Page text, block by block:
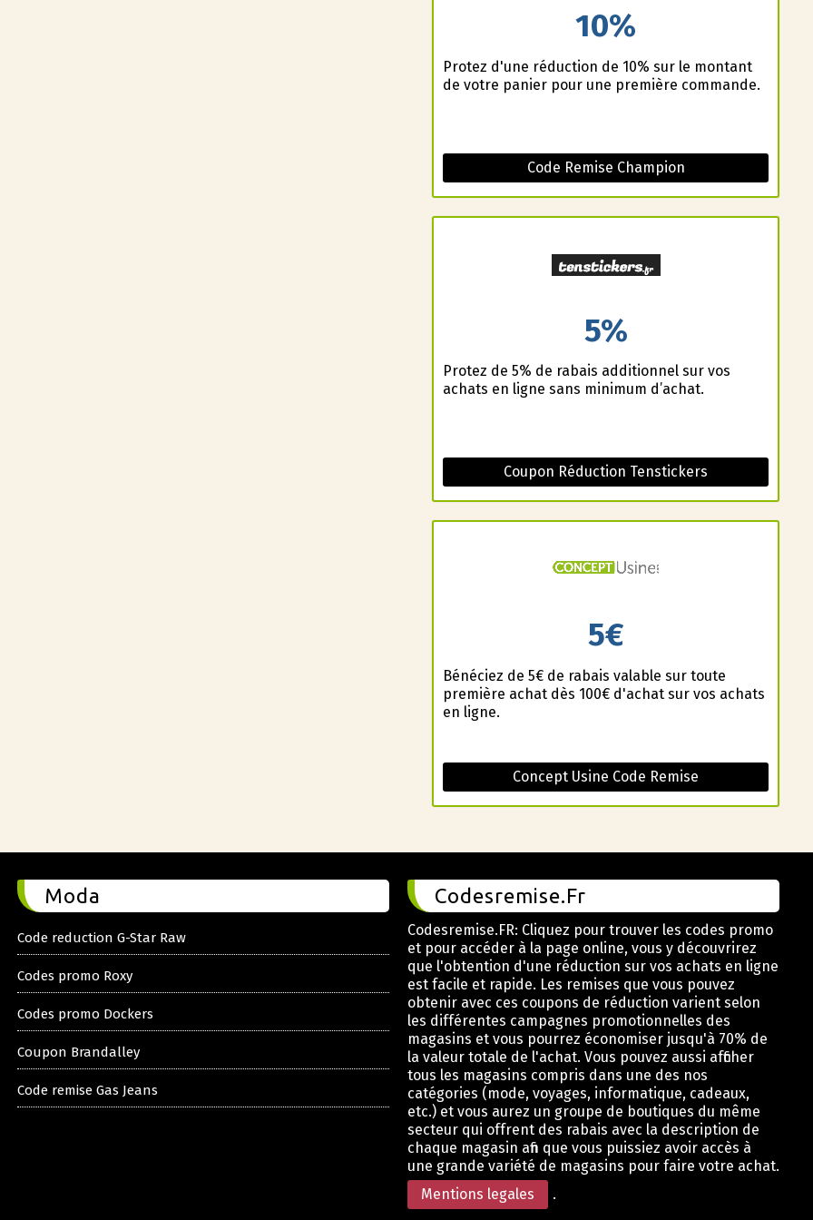
10%
Profitez d'une réduction de 10% sur le montant
de votre panier pour une première commande.
Code Remise Champion
5%
Profitez de 5% de rabais additionnel sur vos
achats en ligne sans minimum d’achat.
Coupon Réduction Tenstickers
5€
Bénéficiez de 5€ de rabais valable sur toute
première achat dès 100€ d'achat sur vos achats
en ligne.
Concept Usine Code Remise
Moda
Code reduction G-Star Raw
Codes promo Roxy
Codes promo Dockers
Coupon Brandalley
Code remise Gas Jeans
Codesremise.Fr
Codesremise.FR: Cliquez pour trouver les codes promo
et pour accéder à la page online, vous y découvrirez
que l'obtention d'une réduction sur vos achats en ligne
est facile et rapide. Les remises que vous pouvez
obtenir avec ces coupons de réduction varient selon
les différentes campagnes promotionnelles des
magasins et vous pourrez économiser jusqu'à 70% de
la valeur totale de l'achat. Vous pouvez aussi afficher
tous les magasins compris dans une des nos
catégories (mode, voyages, informatique, cadeaux,
etc.) et vous aurez un groupe de boutiques du même
secteur qui offrent des rabais avec la description de
chaque magasin afin que vous puissiez avoir accès à
une grande variété de magasins pour faire votre achat.
Mentions legales
.